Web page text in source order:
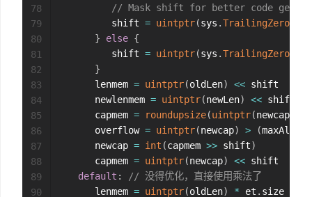
// Mask shift for better code
         shift
= uintptr(sys .TrailingZeros64
}
else {
         shift
= uintptr(sys .TrailingZeros32
}
      lenmem
= uintptr(oldLen) << shift
      newlenmem
= uintptr(newLen) << shift
      capmem
= roundupsize(uintptr(newcap
      overflow
= uintptr(newcap) > (maxAlloc
      newcap
= int (capmem >> shift)
      capmem
= uintptr(newcap) << shift
default :
// 没得优化，直接使用乘法了
      lenmem
= uintptr(oldLen) * et . size
78
79
80
81
82
83
84
85
86
87
88
89
90